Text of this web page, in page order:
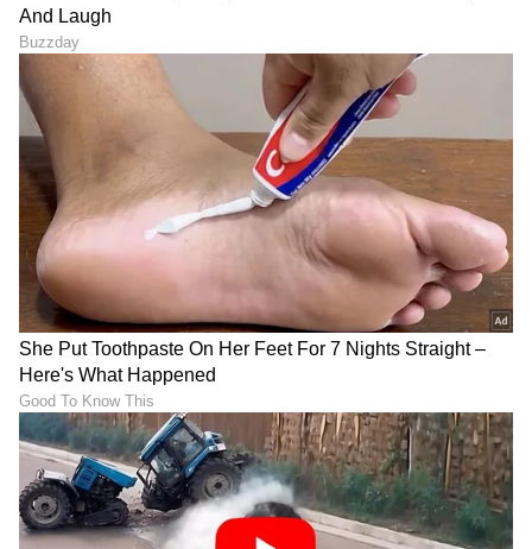
ಯಶ್ ಟಾಕ್ಸಿಕ್ ಟ್ರೇಲರ್ ಲಾಂಚ್‌ಗೆ
ಮುಖ್ಯ ಅತಿಥಿ ಕರುನಾಡ ಚಕ್ರವರ್ತಿ
ಡಾ ಶಿವರಾಜ್ ಕುಮಾರ್!
Exclusive Interview:
'ಗೋಲ್ಡನ್​​ ಸ್ಟಾರ್'​ ಗಣೇಶ್​ ದಂಪತಿ
ಮಕ್ಕಳನ್ನು ಬೆಳೆಸ್ತಿರೋದು ಹೇಗೆ?
ಶಿಲ್ಪಾ ಮಾತಿಗೆ ಫ್ಯಾನ್ಸ್​ ಫಿದಾ
LATEST VIDEOS
"ರಾಜಕೀಯ ಬೇಡ, ಸಿನಿಮಾನೇ ಪ್ರಾಣ":
ಕನಕೋತ್ಸವದಲ್ಲಿ ರಿಷಬ್ ಶೆಟ್ಟಿ | Rishab
Shetty speech | Suvarna News
ಶೇ.50 ರಿಂದ ಶೇ.18 ಕ್ಕೆ TAX ಇಳಿಕೆ: ಮೋದಿ-
ಟ್ರಂಪ್ ಐತಿಹಾಸಿಕ ಒಪ್ಪಂದ | India US
Trade Deal | Party Rounds